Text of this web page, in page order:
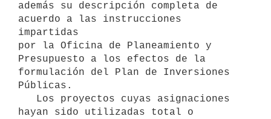
además su descripción completa de
acuerdo a las instrucciones
impartidas
por la Oficina de Planeamiento y
Presupuesto a los efectos de la
formulación del Plan de Inversiones
Públicas.
hayan sido utilizadas total o